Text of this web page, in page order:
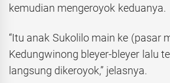
kemudian mengeroyok keduanya.
“Itu anak Sukolilo main ke (pasar
Kedungwinong bleyer-bleyer lalu
langsung dikeroyok,” jelasnya.